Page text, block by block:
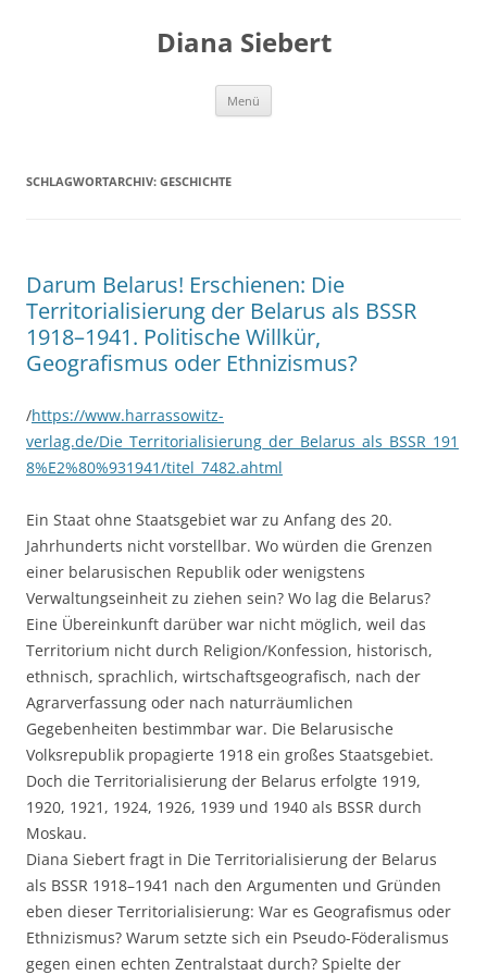
Diana Siebert
Menü
SCHLAGWORTARCHIV: GESCHICHTE
Darum Belarus! Erschienen: Die
Territorialisierung der Belarus als BSSR
1918–1941. Politische Willkür,
Geografismus oder Ethnizismus?
/https://www.harrassowitz-
verlag.de/Die_Territorialisierung_der_Belarus_als_BSSR_191
8%E2%80%931941/titel_7482.ahtml
Ein Staat ohne Staatsgebiet war zu Anfang des 20.
Jahrhunderts nicht vorstellbar. Wo würden die Grenzen
einer belarusischen Republik oder wenigstens
Verwaltungseinheit zu ziehen sein? Wo lag die Belarus?
Eine Übereinkunft darüber war nicht möglich, weil das
Territorium nicht durch Religion/Konfession, historisch,
ethnisch, sprachlich, wirtschaftsgeografisch, nach der
Agrarverfassung oder nach naturräumlichen
Gegebenheiten bestimmbar war. Die Belarusische
Volksrepublik propagierte 1918 ein großes Staatsgebiet.
Doch die Territorialisierung der Belarus erfolgte 1919,
1920, 1921, 1924, 1926, 1939 und 1940 als BSSR durch
Moskau.
Diana Siebert fragt in Die Territorialisierung der Belarus
als BSSR 1918–1941 nach den Argumenten und Gründen
eben dieser Territorialisierung: War es Geografismus oder
Ethnizismus? Warum setzte sich ein Pseudo-Föderalismus
gegen einen echten Zentralstaat durch? Spielte der